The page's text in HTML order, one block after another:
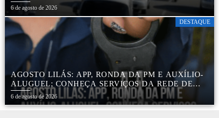
6 de agosto de 2026
DESTAQUE
AGOSTO LILÁS: APP, RONDA DA PM E AUXÍLIO-
ALUGUEL; CONHEÇA SERVIÇOS DA REDE DE
PROTEÇÃO ÀS MULHERES NO ESTADO DE SP
6 de agosto de 2026